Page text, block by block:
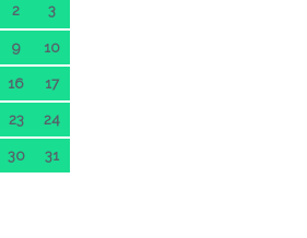
2 3
9 10
16 17
23 24
30 31